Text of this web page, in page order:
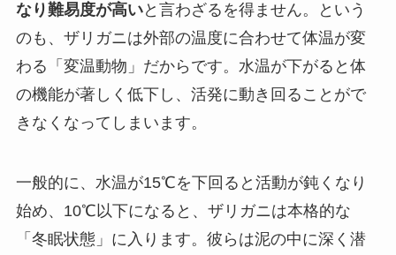
なり難易度が高いと言わざるを得ません。という
のも、ザリガニは外部の温度に合わせて体温が変
わる「変温動物」だからです。水温が下がると体
の機能が著しく低下し、活発に動き回ることがで
きなくなってしまいます。
一般的に、水温が15℃を下回ると活動が鈍くなり
始め、10℃以下になると、ザリガニは本格的な
「冬眠状態」に入ります。彼らは泥の中に深く潜